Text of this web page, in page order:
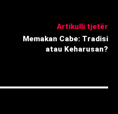
Artikulli tjetër
Memakan Cabe: Tradisi
atau Keharusan?